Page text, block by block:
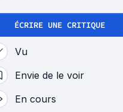
ÉCRIRE UNE CRITIQUE
Vu
Envie de le voir
En cours